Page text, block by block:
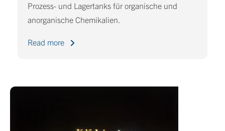
Prozess- und Lagertanks für organische und
anorganische Chemikalien.
Read more